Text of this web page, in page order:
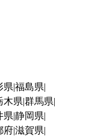
県 福島県
木県 群馬県
県 静岡県
府滋賀県